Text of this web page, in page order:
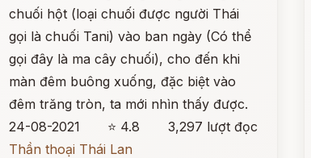
chuối hột (loại chuối được người Thái
gọi là chuối Tani) vào ban ngày (Có thể
gọi đây là ma cây chuối), cho đến khi
màn đêm buông xuống, đặc biệt vào
đêm trăng tròn, ta mới nhìn thấy được.
24-08-2021
⭐ 4.8
3,297 lượt đọc
Thần thoại Thái Lan